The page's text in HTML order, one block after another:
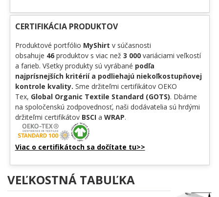
CERTIFIKÁCIA PRODUKTOV
Produktové portfólio MyShirt v súčasnosti
obsahuje 46 produktov s viac než 3 000variáciami veľkostí
a farieb. Všetky produkty sú vyrábané podľa
najprísnejších kritérií a podliehajú niekoľkostupňovej
kontrole kvality. Sme držiteľmi certifikátov OEKO
Tex, Global Organic Textile Standard (GOTS). Dbáme
na spoločenskú zodpovednosť, naši dodávatelia sú hrdými
držiteľmi certifikátov BSCI a WRAP.
Viac o certifikátoch sa dočítate tu>>
VEĽKOSTNÁ TABUĽKA